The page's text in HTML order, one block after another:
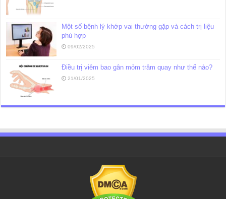
Một số bệnh lý khớp vai thường gặp và cách trị liệu
phù hợp
09/02/2025
Điều trị viêm bao gân mỏm trâm quay như thế nào?
21/01/2025